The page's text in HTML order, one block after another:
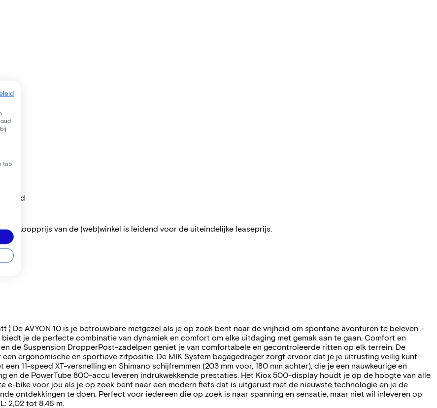
verkoopprijs van de (web)winkel is leidend voor de uiteindelijke leaseprijs.
¦ De AVYON 10 is je betrouwbare metgezel als je op zoek bent naar de vrijheid om spontane avonturen te beleven –
je de perfecte combinatie van dynamiek en comfort om elke uitdaging met gemak aan te gaan. Comfort en
de Suspension DropperPost-zadelpen geniet je van comfortabele en gecontroleerde ritten op elk terrein. De
ergonomische en sportieve zitpositie. De MIK System bagagedrager zorgt ervoor dat je je uitrusting veilig kunt
11-speed XT-versnelling en Shimano schijfremmen (203 mm voor, 180 mm achter), die je een nauwkeurige en
en de PowerTube 800-accu leveren indrukwekkende prestaties. Het Kiox 500-display houdt je op de hoogte van alle
e-bike voor jou als je op zoek bent naar een modern fiets dat is uitgerust met de nieuwste technologie en je de
ontdekkingen te doen. Perfect voor iedereen die op zoek is naar spanning en sensatie, maar niet wil inleveren op
2,02 tot 8,46 m.
tab